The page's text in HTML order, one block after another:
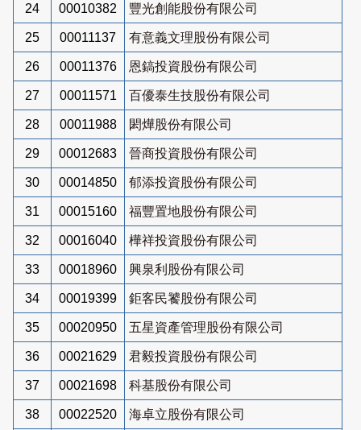
24 00010382 豐光創能股份有限公司
25 00011137 有意義文理股份有限公司
26 00011376 恩鎬投資股份有限公司
27 00011571 百優泰生技股份有限公司
28 00011988 閎燁股份有限公司
29 00012683 晉商投資股份有限公司
30 00014850 郁添投資股份有限公司
31 00015160 福豐置地股份有限公司
32 00016040 樺祥投資股份有限公司
33 00018960 興泉利股份有限公司
34 00019399 鉅客民饕股份有限公司
35 00020950 五星資產管理股份有限公司
36 00021629 君毅投資股份有限公司
37 00021698 科基股份有限公司
38 00022520 海卓立股份有限公司